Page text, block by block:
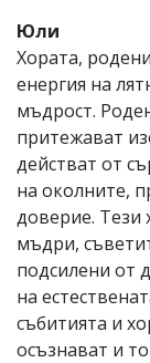
Юли
Хората,
енергия на
мъдрост.
притежават
действат от
на околните,
доверие. Тези
мъдри,
подсилени от
на
събитията и
осъзнават и